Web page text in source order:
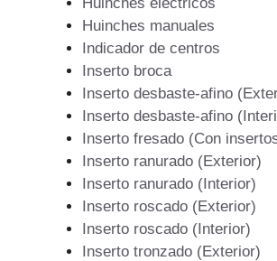
Huinches manuales
Indicador de centros
Inserto broca
Inserto desbaste-afino
Inserto desbaste-afino
Inserto fresado (Con
Inserto ranurado (Exterior)
Inserto ranurado (Interior)
Inserto roscado (Exterior)
Inserto roscado (Interior)
Inserto tronzado (Exterior)